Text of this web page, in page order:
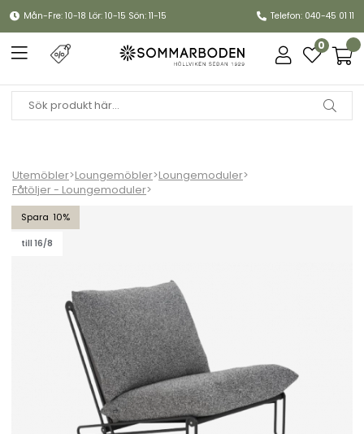
Mån-Fre: 10-18 Lör: 10-15 Sön: 11-15 Telefon: 040-45 01 11
0
Utemöbler>Loungemöbler>Loungemoduler>
Fåtöljer - Loungemoduler>
10
till 16/8
Blixt fåtölj - svart/teddy ant dyna